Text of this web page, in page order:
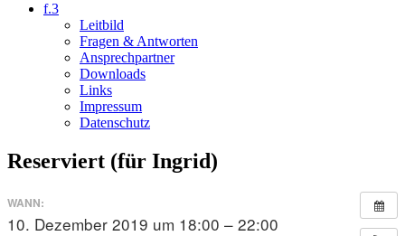
f.3
Leitbild
Fragen & Antworten
Ansprechpartner
Downloads
Links
Impressum
Datenschutz
Reserviert (für Ingrid)
WANN:
10. Dezember 2019 um 18:00 – 22:00